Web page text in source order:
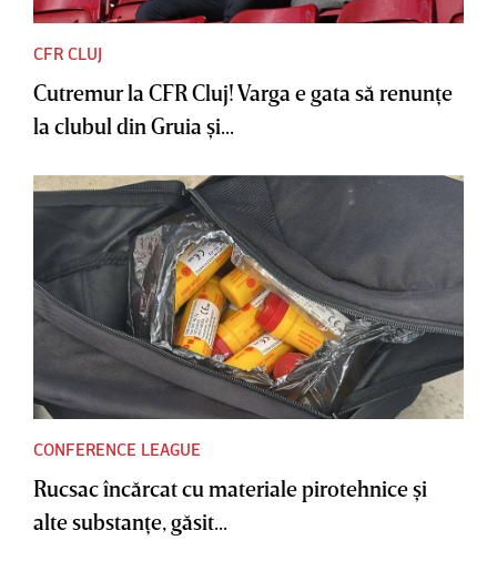
CFR CLUJ
Cutremur la CFR Cluj! Varga e gata să renunţe
la clubul din Gruia şi...
CONFERENCE LEAGUE
Rucsac încărcat cu materiale pirotehnice şi
alte substanţe, găsit...